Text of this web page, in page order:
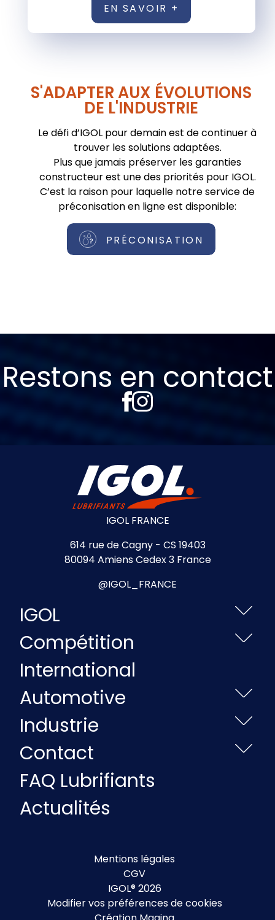
EN SAVOIR +
S'ADAPTER AUX ÉVOLUTIONS
DE L'INDUSTRIE
Le défi d’IGOL pour demain est de continuer à
trouver les solutions adaptées.
Plus que jamais préserver les garanties
constructeur est une des priorités pour IGOL.
C’est la raison pour laquelle notre service de
préconisation en ligne est disponible:
PRÉCONISATION
Restons en contact
IGOL FRANCE
614 rue de Cagny - CS 19403
80094 Amiens Cedex 3 France
@IGOL_FRANCE
IGOL
Compétition
International
Automotive
Industrie
Contact
FAQ Lubrifiants
Actualités
Mentions légales
CGV
IGOL® 2026
Modifier vos préférences de cookies